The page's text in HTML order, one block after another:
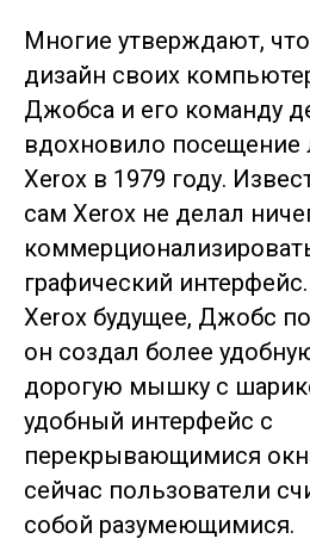
Многие утверждают, что
дизайн своих
Джобса и его команду
вдохновило посещение
Xerox в 1979 году.
сам Xerox не делал
графический
Xerox будущее, Джобс
он создал более
дорогую мышку с
удобный интерфейс с
перекрывающимися
сейчас пользователи
собой разумеющимися.